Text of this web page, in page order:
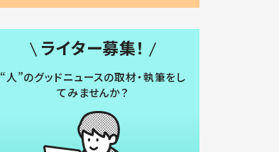
ライター募集！
“人”のグッドニュースの取材・執筆をし
てみませんか？